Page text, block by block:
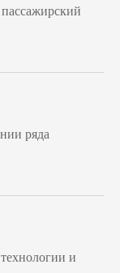
ряда
и